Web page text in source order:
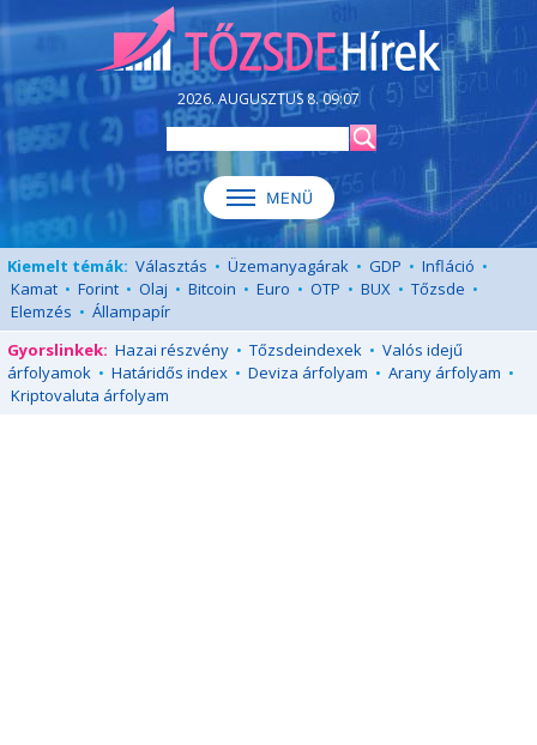
2026. AUGUSZTUS 8. 09:07
Kiemelt témák: Választás • Üzemanyagárak • GDP • Infláció •
Kamat • Forint • Olaj • Bitcoin • Euro • OTP • BUX • Tőzsde •
Elemzés • Állampapír
Gyorslinkek: Hazai részvény • Tőzsdeindexek • Valós idejű
árfolyamok • Határidős index • Deviza árfolyam • Arany árfolyam •
Kriptovaluta árfolyam